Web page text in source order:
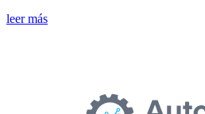
leer más